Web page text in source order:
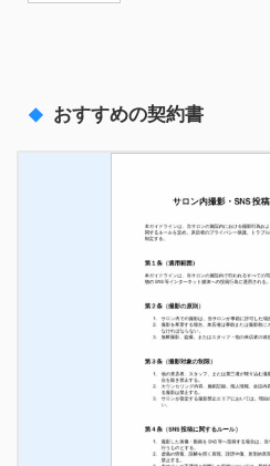
おすすめの契約書